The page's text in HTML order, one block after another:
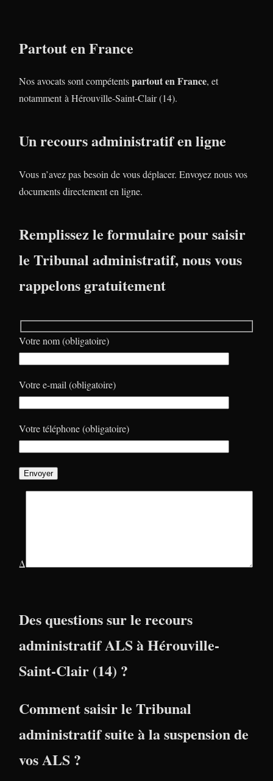
Partout en France
Nos avocats sont compétentspartout en France, et
notamment à Hérouville-Saint-Clair (14).
Un recours administratif en ligne
Vous n’avez pas besoin de vous déplacer. Envoyez nous vos
documents directement en ligne.
Remplissez le formulaire pour saisir
le Tribunal administratif, nous vous
rappelons gratuitement
Votre nom (obligatoire)
Votre e-mail (obligatoire)
Votre téléphone (obligatoire)
Δ
Des questions sur le recours
administratif ALS à Hérouville-
Saint-Clair (14) ?
Comment saisir le Tribunal
administratif suite à la suspension de
vos ALS ?